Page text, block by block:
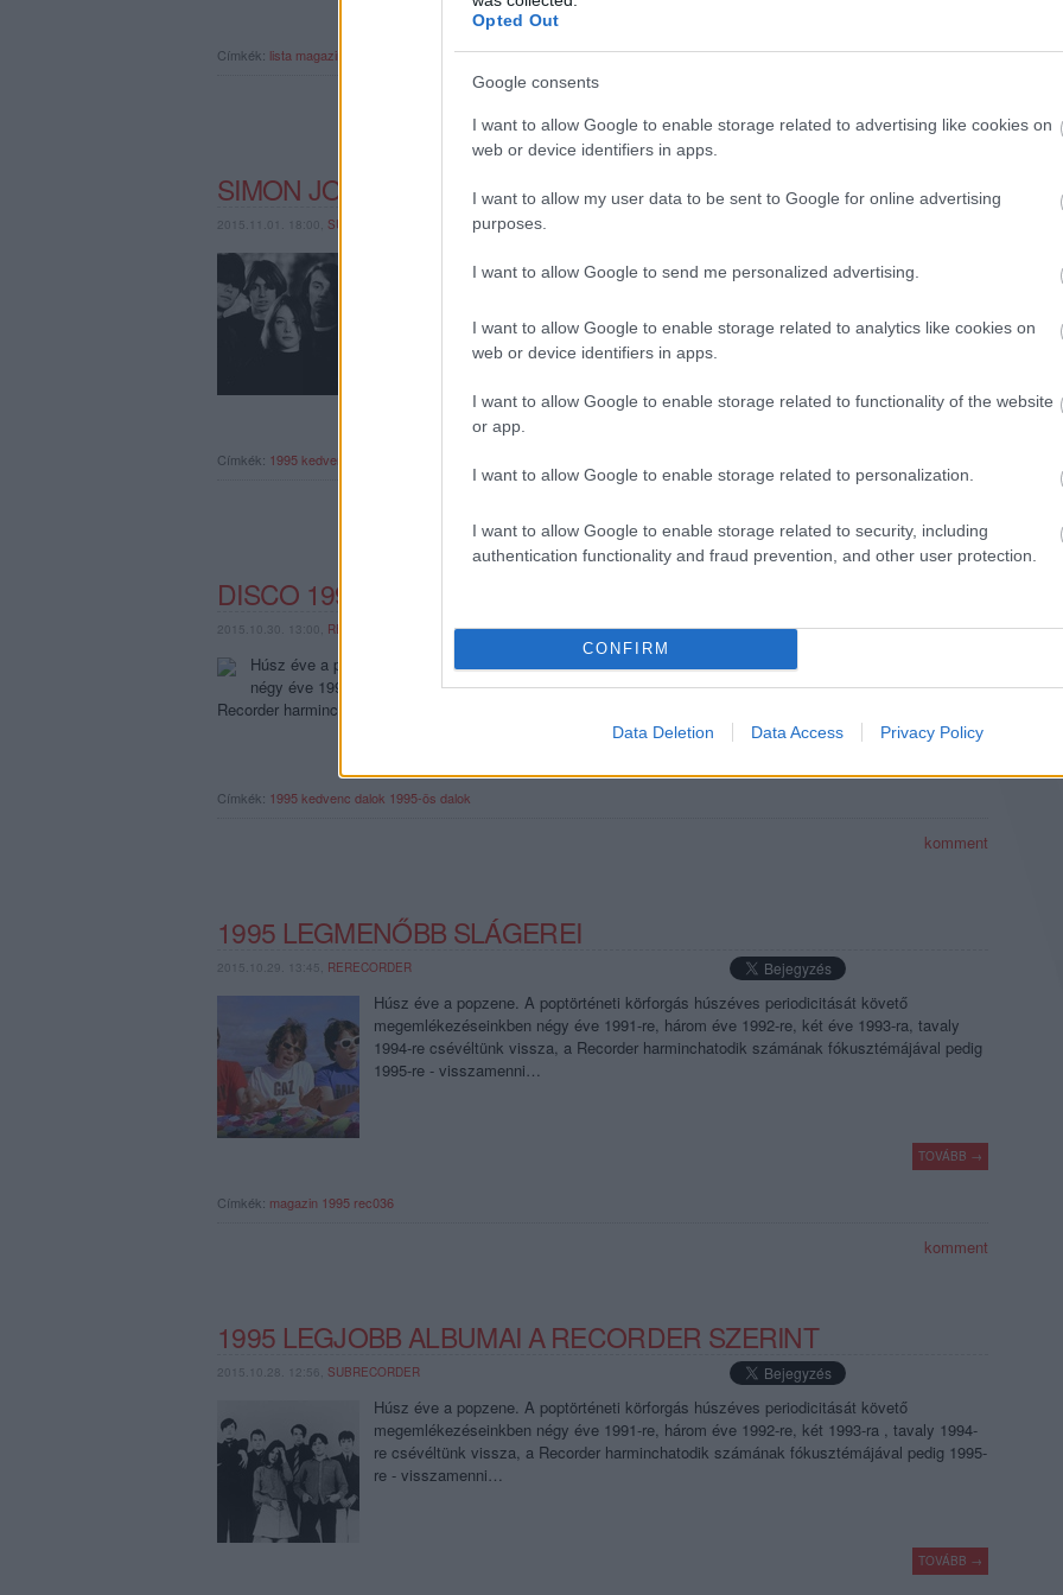
Opted Out
Google consents
I want to allow Google to enable storage related to advertising like cookies on
web or device identifiers in apps.
I want to allow my user data to be sent to Google for online advertising
purposes.
I want to allow Google to send me personalized advertising.
I want to allow Google to enable storage related to analytics like cookies on
web or device identifiers in apps.
I want to allow Google to enable storage related to functionality of the website
or app.
I want to allow Google to enable storage related to personalization.
I want to allow Google to enable storage related to security, including
authentication functionality and fraud prevention, and other user protection.
CONFIRM
Data Deletion Data Access Privacy Policy
Címkék: lista magazin
SIMON JOSÉ KEDVENC 1995-ÖS DALAI
2015.11.01. 18:00, SUBRECORDER
1995-ös dalaikat. Mindenki, kivéve egyikőnk. Simon José, a Recorder vizuális arculatáért
TOVÁBB →
Címkék: 1995 kedvenc dalok
DISCO 1995 – KEDVENC 1995-ÖS DALAINK
2015.10.30. 13:00, RERECORDER
Húsz éve a popzene. A poptörténeti körforgás húszéves periodicitását követő megemlékezéseinkben
négy éve 1991-re, három éve 1992-re, két éve 1993-ra, tavaly 1994-re csévéltünk vissza, a
Recorder harminchatodik számának fókusztémájával pedig 1995-re - visszamenni…
Címkék: 1995 kedvenc dalok 1995-ös dalok
komment
1995 LEGMENŐBB SLÁGEREI
2015.10.29. 13:45, RERECORDER
Húsz éve a popzene. A poptörténeti körforgás húszéves periodicitását követő
megemlékezéseinkben négy éve 1991-re, három éve 1992-re, két éve 1993-ra, tavaly
1994-re csévéltünk vissza, a Recorder harminchatodik számának fókusztémájával pedig
1995-re - visszamenni…
TOVÁBB →
Címkék: magazin 1995 rec036
komment
1995 LEGJOBB ALBUMAI A RECORDER SZERINT
2015.10.28. 12:56, SUBRECORDER
Húsz éve a popzene. A poptörténeti körforgás húszéves periodicitását követő
megemlékezéseinkben négy éve 1991-re, három éve 1992-re, két 1993-ra , tavaly 1994-
re csévéltünk vissza, a Recorder harminchatodik számának fókusztémájával pedig 1995-
re - visszamenni…
TOVÁBB →